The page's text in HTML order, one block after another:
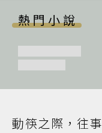
熱門小說
動筷之際，往